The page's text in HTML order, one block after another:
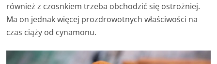
również z czosnkiem trzeba obchodzić się ostrożniej.
Ma on jednak więcej prozdrowotnych właściwości na
czas ciąży od cynamonu.